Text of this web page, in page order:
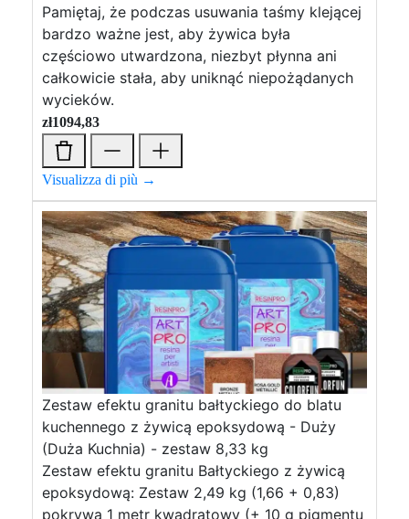
Pamiętaj, że podczas usuwania taśmy klejącej
bardzo ważne jest, aby żywica była
częściowo utwardzona, niezbyt płynna ani
całkowicie stała, aby uniknąć niepożądanych
wycieków.
zł1094,83
Visualizza di più →
Zestaw efektu granitu bałtyckiego do blatu
kuchennego z żywicą epoksydową - Duży
(Duża Kuchnia) - zestaw 8,33 kg
Zestaw efektu granitu Bałtyckiego z żywicą
epoksydową: Zestaw 2,49 kg (1,66 + 0,83)
pokrywa 1 metr kwadratowy (+ 10 g pigmentu